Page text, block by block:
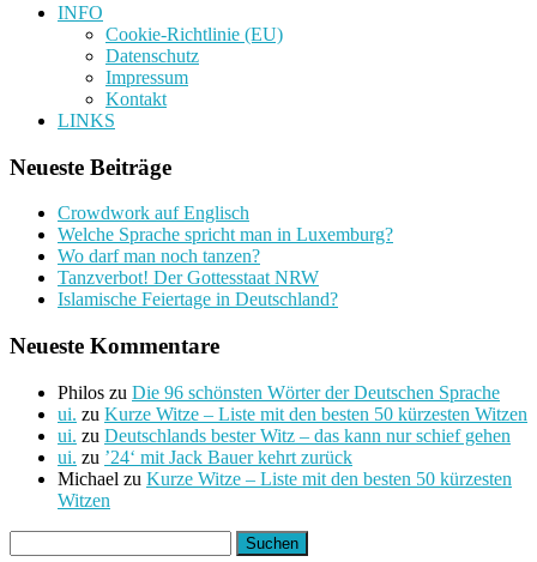
INFO
Cookie-Richtlinie (EU)
Datenschutz
Impressum
Kontakt
LINKS
Neueste Beiträge
Crowdwork auf Englisch
Welche Sprache spricht man in Luxemburg?
Wo darf man noch tanzen?
Tanzverbot! Der Gottesstaat NRW
Islamische Feiertage in Deutschland?
Neueste Kommentare
Philos zu Die 96 schönsten Wörter der Deutschen Sprache
ui. zu Kurze Witze – Liste mit den besten 50 kürzesten Witzen
ui. zu Deutschlands bester Witz – das kann nur schief gehen
ui. zu ’24‘ mit Jack Bauer kehrt zurück
Michael zu Kurze Witze – Liste mit den besten 50 kürzesten
Witzen